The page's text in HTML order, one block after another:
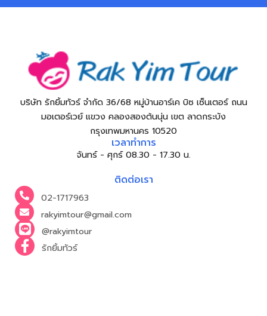
บริษัท รักยิ้มทัวร์ จำกัด 36/68 หมู่บ้านอาร์เค บิซ เซ็นเตอร์ ถนน
มอเตอร์เวย์ แขวง คลองสองต้นนุ่น เขต ลาดกระบัง
กรุงเทพมหานคร 10520
เวลาทำการ
จันทร์ - ศุกร์ 08.30 - 17.30 น.
ติดต่อเรา
02-1717963
rakyimtour@gmail.com
@rakyimtour
รักยิ้มทัวร์